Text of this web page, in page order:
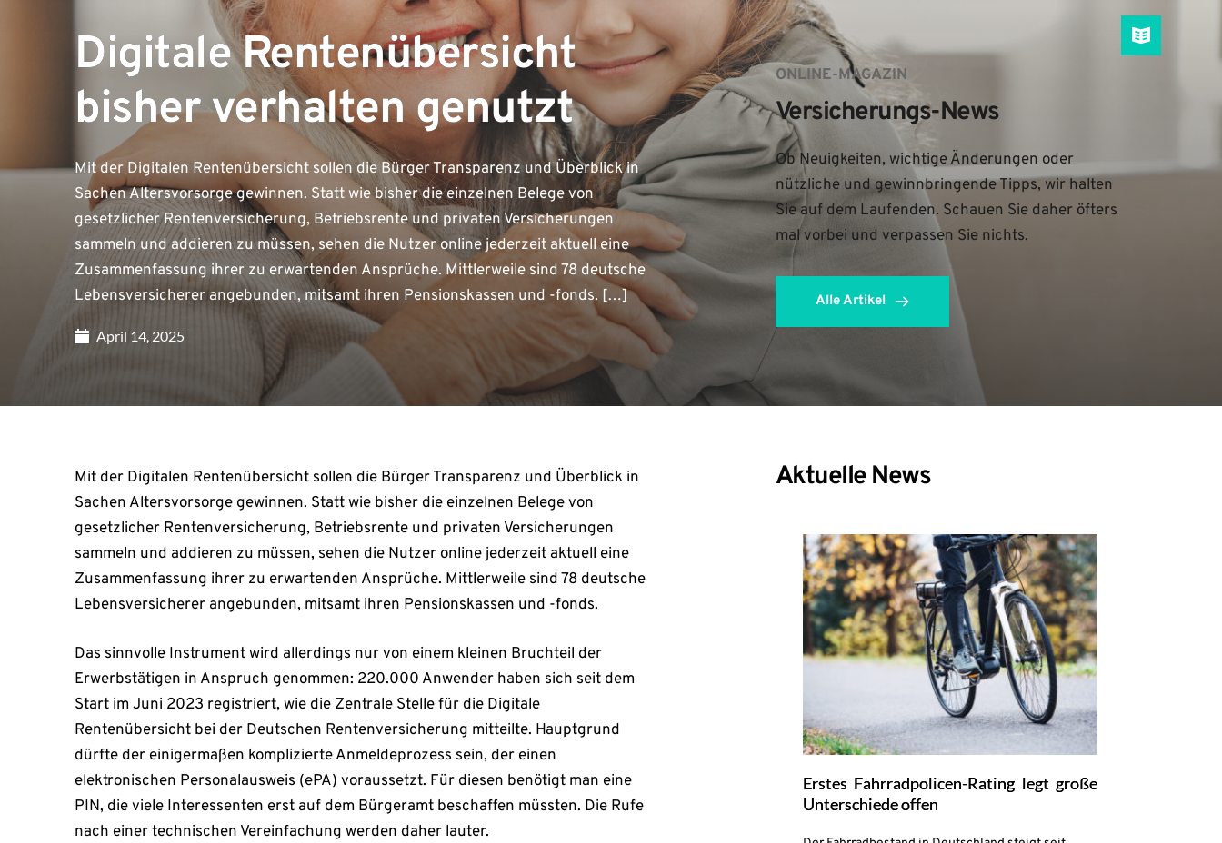
Digitale Rentenübersicht
bisher verhalten genutzt
Mit der Digitalen Rentenübersicht sollen die Bürger Transparenz und Überblick in
Sachen Altersvorsorge gewinnen. Statt wie bisher die einzelnen Belege von
gesetzlicher Rentenversicherung, Betriebsrente und privaten Versicherungen
sammeln und addieren zu müssen, sehen die Nutzer online jederzeit aktuell eine
Zusammenfassung ihrer zu erwartenden Ansprüche. Mittlerweile sind 78 deutsche
Lebensversicherer angebunden, mitsamt ihren Pensionskassen und -fonds. […]
April 14, 2025
ONLINE-MAGAZIN
Versicherungs-News
Ob Neuigkeiten, wichtige Änderungen oder
nützliche und gewinnbringende Tipps, wir halten
Sie auf dem Laufenden. Schauen Sie daher öfters
mal vorbei und verpassen Sie nichts.
Alle Artikel
Mit der Digitalen Rentenübersicht sollen die Bürger Transparenz und Überblick in
Sachen Altersvorsorge gewinnen. Statt wie bisher die einzelnen Belege von
gesetzlicher Rentenversicherung, Betriebsrente und privaten Versicherungen
sammeln und addieren zu müssen, sehen die Nutzer online jederzeit aktuell eine
Zusammenfassung ihrer zu erwartenden Ansprüche. Mittlerweile sind 78 deutsche
Lebensversicherer angebunden, mitsamt ihren Pensionskassen und -fonds.
Das sinnvolle Instrument wird allerdings nur von einem kleinen Bruchteil der
Erwerbstätigen in Anspruch genommen: 220.000 Anwender haben sich seit dem
Start im Juni 2023 registriert, wie die Zentrale Stelle für die Digitale
Rentenübersicht bei der Deutschen Rentenversicherung mitteilte. Hauptgrund
dürfte der einigermaßen komplizierte Anmeldeprozess sein, der einen
elektronischen Personalausweis (ePA) voraussetzt. Für diesen benötigt man eine
PIN, die viele Interessenten erst auf dem Bürgeramt beschaffen müssten. Die Rufe
nach einer technischen Vereinfachung werden daher lauter.
Aktuelle News
Erstes Fahrradpolicen-Rating legt große
Unterschiede offen